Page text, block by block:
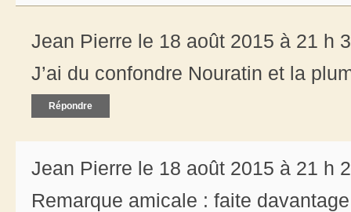
Jean Pierre le 18 août 2015 à 21 h
J’ai du confondre Nouratin et la
Répondre
Jean Pierre le 18 août 2015 à 21 h
Remarque amicale : faite